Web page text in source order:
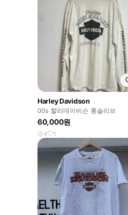
Harley Davidson
00s 할리데이비슨 롱슬리브
60,000원
4 1